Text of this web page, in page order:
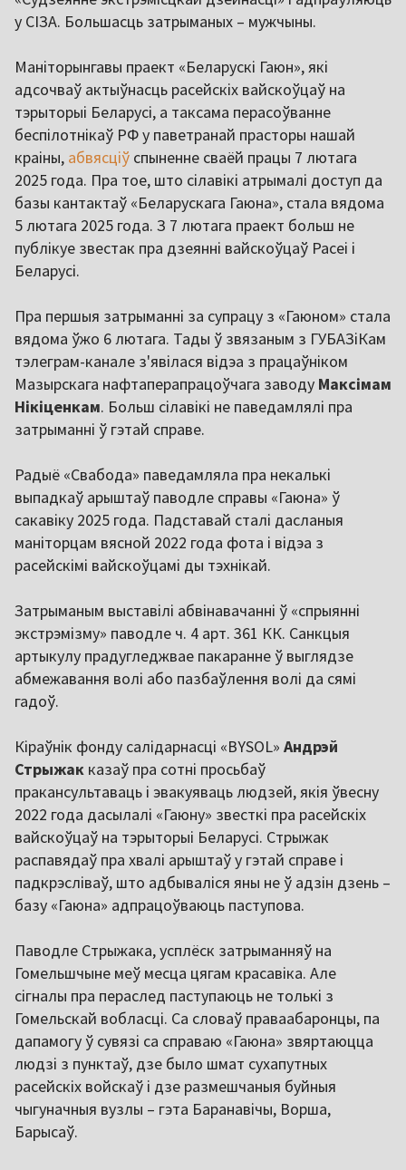
у СІЗА. Большасць затрыманых – мужчыны.
Маніторынгавы праект «Беларускі Гаюн», які
адсочваў актыўнасць расейскіх вайскоўцаў на
тэрыторыі Беларусі, а таксама перасоўванне
беспілотнікаў РФ у паветранай прасторы нашай
краіны, абвясціў спыненне сваёй працы 7 лютага
2025 года. Пра тое, што сілавікі атрымалі доступ да
базы кантактаў «Беларускага Гаюна», стала вядома
5 лютага 2025 года. З 7 лютага праект больш не
публікуе звестак пра дзеянні вайскоўцаў Расеі і
Беларусі.
Пра першыя затрыманні за супрацу з «Гаюном» стала
вядома ўжо 6 лютага. Тады ў звязаным з ГУБАЗіКам
тэлеграм-канале з'явілася відэа з працаўніком
Мазырскага нафтаперапрацоўчага заводу Максімам
Нікіценкам. Больш сілавікі не паведамлялі пра
затрыманні ў гэтай справе.
Радыё «Свабода» паведамляла пра некалькі
выпадкаў арыштаў паводле справы «Гаюна» ў
сакавіку 2025 года. Падставай сталі дасланыя
маніторцам вясной 2022 года фота і відэа з
расейскімі вайскоўцамі ды тэхнікай.
Затрыманым выставілі абвінавачанні ў «спрыянні
экстрэмізму» паводле ч. 4 арт. 361 КК. Санкцыя
артыкулу прадугледжвае пакаранне ў выглядзе
абмежавання волі або пазбаўлення волі да сямі
гадоў.
Кіраўнік фонду салідарнасці «BYSOL» Андрэй
Стрыжак казаў пра сотні просьбаў
пракансультаваць і эвакуяваць людзей, якія ўвесну
2022 года дасылалі «Гаюну» звесткі пра расейскіх
вайскоўцаў на тэрыторыі Беларусі. Стрыжак
распавядаў пра хвалі арыштаў у гэтай справе і
падкрэсліваў, што адбываліся яны не ў адзін дзень –
базу «Гаюна» адпрацоўваюць паступова.
Паводле Стрыжака, усплёск затрыманняў на
Гомельшчыне меў месца цягам красавіка. Але
сігналы пра пераслед паступаюць не толькі з
Гомельскай вобласці. Са словаў праваабаронцы, па
дапамогу ў сувязі са справаю «Гаюна» звяртаюцца
людзі з пунктаў, дзе было шмат сухапутных
расейскіх войскаў і дзе размешчаныя буйныя
чыгуначныя вузлы – гэта Баранавічы, Ворша,
Барысаў.